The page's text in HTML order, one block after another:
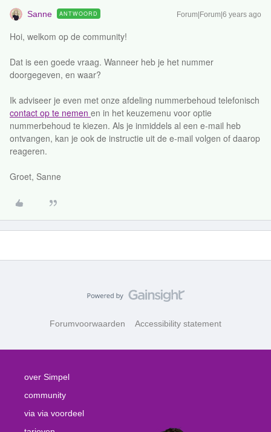
Sanne ANTWOORD Forum|Forum|6 years ago
Hoi, welkom op de community!
Dat is een goede vraag. Wanneer heb je het nummer
doorgegeven, en waar?
Ik adviseer je even met onze afdeling nummerbehoud telefonisch
contact op te nemen en in het keuzemenu voor optie
nummerbehoud te kiezen. Als je inmiddels al een e-mail heb
ontvangen, kan je ook de instructie uit de e-mail volgen of daarop
reageren.
Groet, Sanne
Forumvoorwaarden Accessibility statement
over Simpel
community
via via voordeel